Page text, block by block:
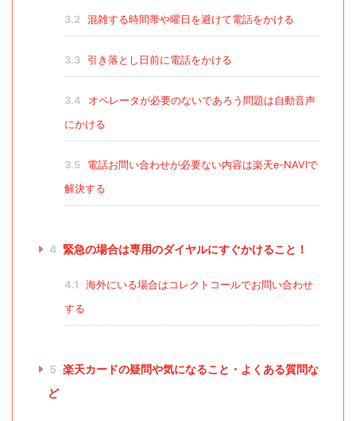
3.2 混雑する時間帯や曜日を避けて電話をかける
3.3 引き落とし日前に電話をかける
3.4
オペレータが必要のないであろう問題は自動音声
にかける
3.5
電話お問い合わせが必要ない内容は楽天e-NAVIで
解決する
4 緊急の場合は専用のダイヤルにすぐかけること！
4.1
海外にいる場合はコレクトコールでお問い合わせ
する
5 楽天カードの疑問や気になること・よくある質問な
ど